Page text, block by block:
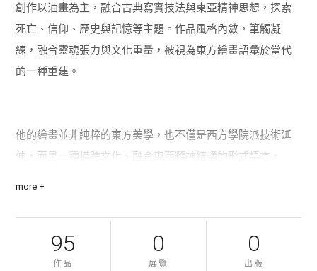
創作以油畫為主，融合古典寫實技法與東亞精神思想，探索
死亡、信仰、歷史與記憶等主題。作品風格內斂，筆觸凝
練，融合靈魂張力與文化重量，被視為東方繪畫語彙於當代
的一種重建。
他的繪畫並非純粹的東方美學，也不僅是西方學院派技術延
伸，而是一種橫跨文化、融合東西精神結構的形式語言。
技法源自西方繪畫體系（如古典油畫、寫實構圖、解剖
學），而畫面中對靜默、虛無、死亡與內觀的探索，則深受
東方思想影響。曾赴美國與德國駐村，參展足跡遍及歐、
more +
95
作品
0
展覽
0
出版